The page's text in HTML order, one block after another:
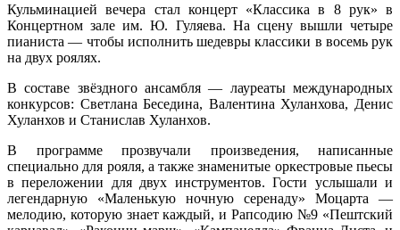
Кульминацией вечера стал концерт «Классика в 8 рук» в
Концертном зале им. Ю. Гуляева. На сцену вышли четыре
пианиста — чтобы исполнить шедевры классики в восемь рук
на двух роялях.
В составе звёздного ансамбля — лауреаты международных
конкурсов: Светлана Беседина, Валентина Хуланхова, Денис
Хуланхов и Станислав Хуланхов.
В программе прозвучали произведения, написанные
специально для рояля, а также знаменитые оркестровые пьесы
в переложении для двух инструментов. Гости услышали и
легендарную «Маленькую ночную серенаду» Моцарта —
мелодию, которую знает каждый, и Рапсодию №9 «Пештский